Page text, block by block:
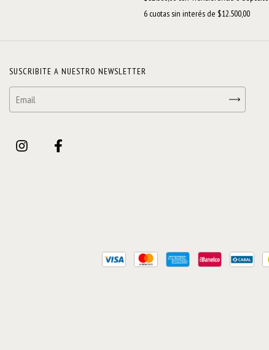
6 cuotas sin interés de $12.500,00
SUSCRIBITE A NUESTRO NEWSLETTER